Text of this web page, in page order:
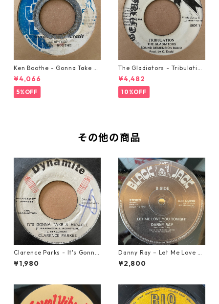
Ken Boothe - Gonna Take A
Miracle【7-21362】
¥4,066
5%OFF
The Gladiators - Tribulation
【7-21365】
¥4,482
10%OFF
その他の商品
Clarence Parks - It's Gonna
Take A Miracle【7-21096】
¥1,980
Danny Ray – Let Me Love Yo
u Tonight【12-30001】
¥2,800